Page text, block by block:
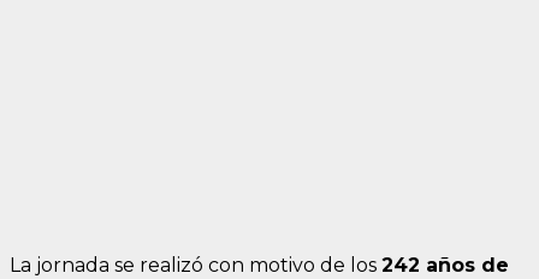
La jornada se realizó con motivo de los 242 años de